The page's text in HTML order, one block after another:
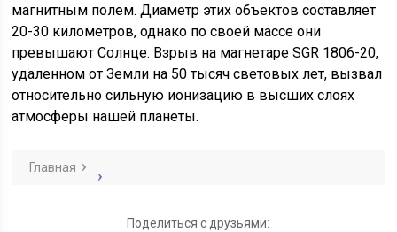
магнитным полем. Диаметр этих объектов составляет
20-30 километров, однако по своей массе они
превышают Солнце. Взрыв на магнетаре SGR 1806-20,
удаленном от Земли на 50 тысяч световых лет, вызвал
относительно сильную ионизацию в высших слоях
атмосферы нашей планеты.
Главная
Поделиться с друзьями: